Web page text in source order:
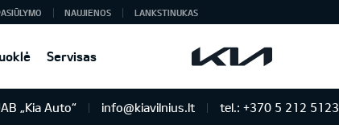
Servisas
NAUJIENOS LANKSTINUKAS
„Kia Auto“ info@kiavilnius.lt tel.: +370 5 212 5123